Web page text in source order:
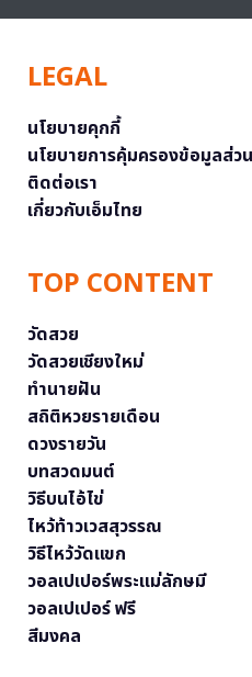
LEGAL
นโยบายคุกกี้
นโยบายการคุ้มครองข้อมูลส่ว
ติดต่อเรา
เกี่ยวกับเอ็มไทย
TOP CONTENT
วัดสวย
วัดสวยเชียงใหม่
ทำนายฝัน
สถิติหวยรายเดือน
ดวงรายวัน
บทสวดมนต์
วิธีบนไอ้ไข่
ไหว้ท้าวเวสสุวรรณ
วิธีไหว้วัดแขก
วอลเปเปอร์พระแม่ลักษมี
วอลเปเปอร์ ฟรี
สีมงคล